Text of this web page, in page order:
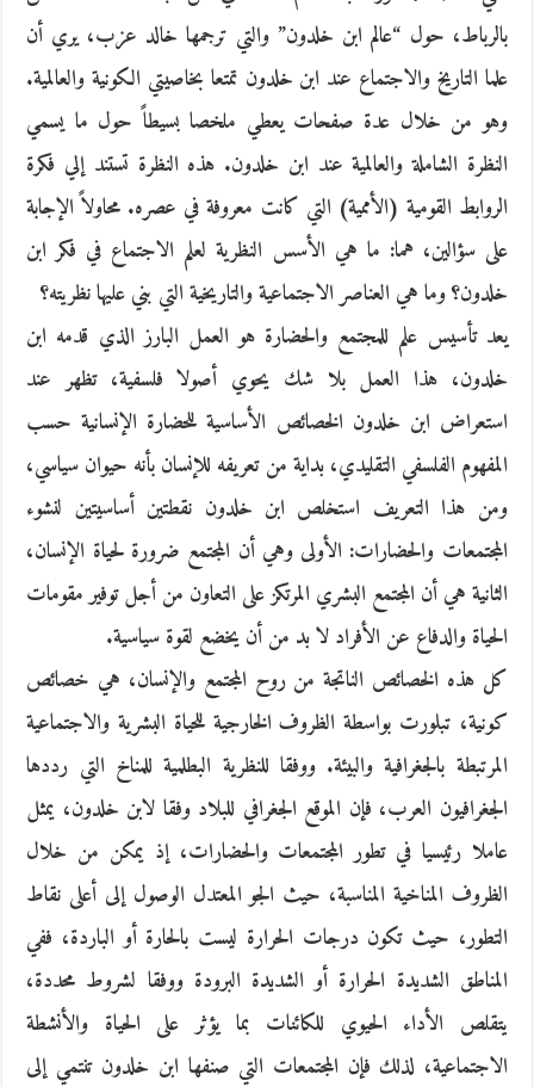
بالرباط، حول “عالم ابن خلدون” والتي ترجمها خالد عزب، يري أن
علما التاريخ والاجتماع عند ابن خلدون تمتعا بخاصيتي الكونية والعالمية.
وهو من خلال عدة صفحات يعطي ملخصا بسيطاً حول ما يسمي
النظرة الشاملة والعالمية عند ابن خلدون. هذه النظرة تستند إلي فكرة
الروابط القومية (الأممية) التي كانت معروفة في عصره. محاولاً الإجابة
على سؤالين، هما: ما هي الأسس النظرية لعلم الاجتماع في فكر ابن
خلدون؟ وما هي العناصر الاجتماعية والتاريخية التي بني عليها نظريته؟
يعد تأسيس علم للمجتمع والحضارة هو العمل البارز الذي قدمه ابن
خلدون، هذا العمل بلا شك يحوي أصولا فلسفية، تظهر عند
استعراض ابن خلدون الخصائص الأساسية للحضارة الإنسانية حسب
المفهوم الفلسفي التقليدي، بداية من تعريفه للإنسان بأنه حيوان سياسي،
ومن هذا التعريف استخلص ابن خلدون نقطتين أساسيتين لنشوء
المجتمعات والحضارات: الأولى وهي أن المجتمع ضرورة لحياة الإنسان،
الثانية هي أن المجتمع البشري المرتكز على التعاون من أجل توفير مقومات
الحياة والدفاع عن الأفراد لا بد من أن يخضع لقوة سياسية.
كل هذه الخصائص الناتجة من روح المجتمع والإنسان، هي خصائص
كونية، تبلورت بواسطة الظروف الخارجية للحياة البشرية والاجتماعية
المرتبطة بالجغرافية والبيئة. ووفقا للنظرية البطلمية للمناخ التي رددها
الجغرافيون العرب، فإن الموقع الجغرافي للبلاد وفقا لابن خلدون، يمثل
عاملا رئيسيا في تطور المجتمعات والحضارات، إذ يمكن من خلال
الظروف المناخية المناسبة، حيث الجو المعتدل الوصول إلى أعلى نقاط
التطور، حيث تكون درجات الحرارة ليست بالحارة أو الباردة، ففي
المناطق الشديدة الحرارة أو الشديدة البرودة ووفقا لشروط محددة،
يتقلص الأداء الحيوي للكائنات بما يؤثر على الحياة والأنشطة
الاجتماعية، لذلك فإن المجتمعات التي صنفها ابن خلدون تنتمي إلى